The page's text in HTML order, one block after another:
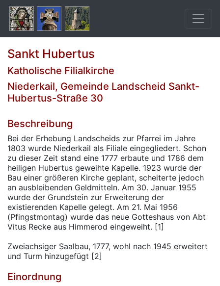
Sankt Hubertus
Katholische Filialkirche
Niederkail, Gemeinde Landscheid Sankt-
Hubertus-Straße 30
Beschreibung
Bei der Erhebung Landscheids zur Pfarrei im Jahre
1803 wurde Niederkail als Filiale eingegliedert. Schon
zu dieser Zeit stand eine 1777 erbaute und 1786 dem
heiligen Hubertus geweihte Kapelle. 1923 wurde der
Bau einer größeren Kirche geplant, scheiterte jedoch
an ausbleibenden Geldmitteln. Am 30. Januar 1955
wurde der Grundstein zur Erweiterung der
existierenden Kapelle gelegt. Am 21. Mai 1956
(Pfingstmontag) wurde das neue Gotteshaus von Abt
Vitus Recke aus Himmerod eingeweiht. [1]
Zweiachsiger Saalbau, 1777, wohl nach 1945 erweitert
und Turm hinzugefügt [2]
Einordnung